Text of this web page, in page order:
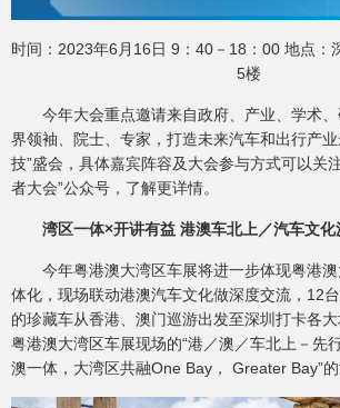
时间：2023年6月16日 9：40－18：00 地点：
5楼
今年大会重点邀请来自政府、产业、学术
界领袖、院士、专家，打造未来汽车和出行产
技”盛会，具体嘉宾阵容及大会参与方式可以关
者大会”公众号，了解更详情。
湾区一体×开讲有益 港澳车北上／汽车文化
今年粤港澳大湾区车展将进一步体现粤港
体化，现场联动港澳汽车文化做深度交流，12
的珍藏车从香港、澳门巡游出发至深圳打卡各
粤港澳大湾区车展现场的“港／澳／车北上－先
澳一体，大湾区共融One Bay， Greater Bay”的